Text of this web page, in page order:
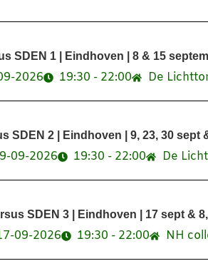
SDEN 1 | Eindhoven | 8 & 15
2026 19:30 - 22:00 De
SDEN 2 | Eindhoven | 9, 23, 30 sept
09-2026 19:30 - 22:00 De
SDEN 3 | Eindhoven | 17 sept &
09-2026 19:30 - 22:00 NH